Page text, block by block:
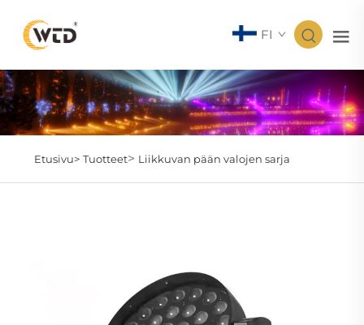
FI
Etusivu> Tuotteet> Liikkuvan pään valojen sarja